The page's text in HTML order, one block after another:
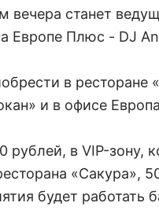
вечера станет
Европе Плюс - DJ
в ресторане
и в офисе
в VIP-зону,
«Сакура»,
будет работать